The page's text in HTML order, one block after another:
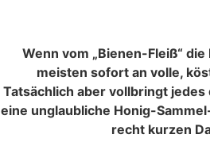
Wenn vom „Bienen-Fleiß“
meisten sofort an volle,
Tatsächlich aber vollbringt
eine unglaubliche Honig-
recht kurzen